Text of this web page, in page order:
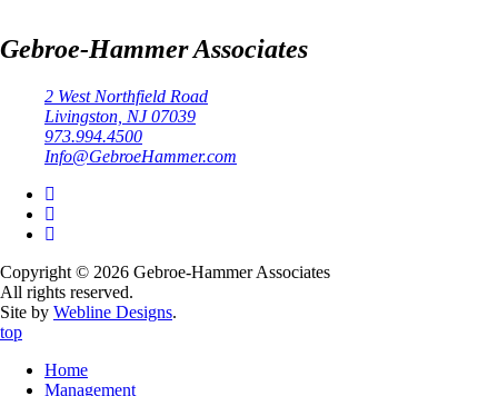
Gebroe-Hammer Associates
2 West Northfield Road
Livingston, NJ 07039
973.994.4500
Info@GebroeHammer.com
Copyright © 2026 Gebroe-Hammer Associates
All rights reserved.
Site by Webline Designs.
top
Home
Management